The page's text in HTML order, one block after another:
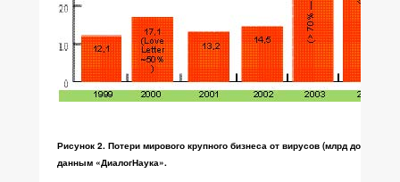
Рисунок 2. Потери мирового крупного бизнеса от вирусов (млрд
данным «ДиалогНаука».